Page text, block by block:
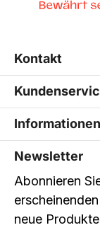
Kontakt
Informationen
Newsletter
Abonnieren
neue